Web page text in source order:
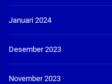
Januari 2024
Desember 2023
November 2023